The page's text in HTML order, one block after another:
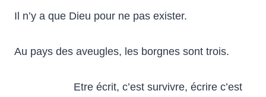
Il n’y a que Dieu pour ne pas exister.
Au pays des aveugles, les borgnes sont trois.
Etre écrit, c’est survivre, écrire c’est